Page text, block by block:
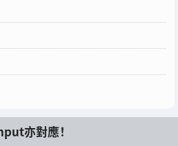
亦對應！